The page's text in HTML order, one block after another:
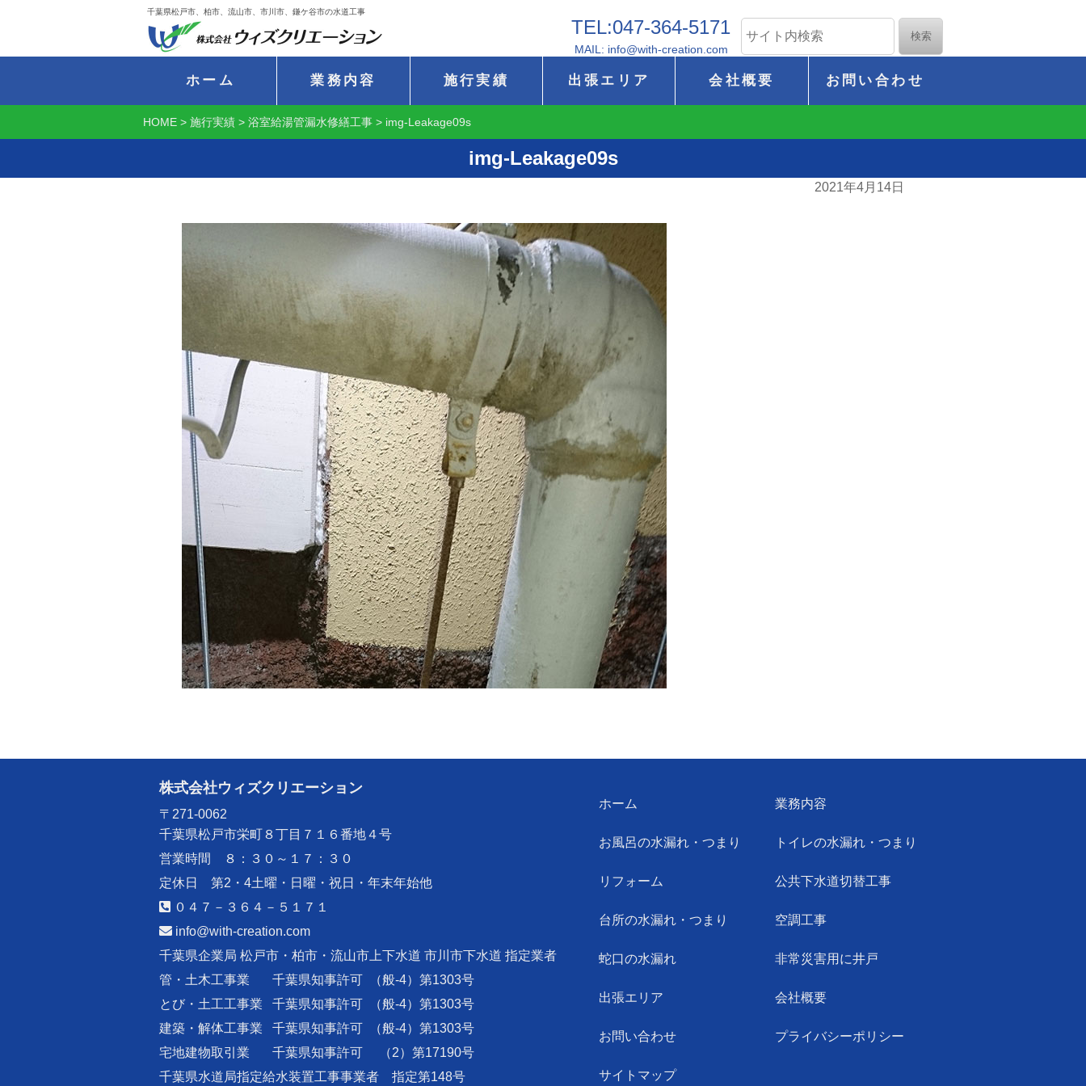
千葉県松戸市、柏市、流山市、市川市、鎌ケ谷市の水道工事
TEL:047-364-5171
MAIL: info@with-creation.com
ホーム 業務内容 施行実績 出張エリア 会社概要 お問い合わせ
HOME > 施行実績 > 浴室給湯管漏水修繕工事 > img-Leakage09s
img-Leakage09s
2021年4月14日
株式会社ウィズクリエーション
〒271-0062
千葉県松戸市栄町８丁目７１６番地４号
営業時間 ８：３０～１７：３０
定休日 第2・4土曜・日曜・祝日・年末年始他
０４７－３６４－５１７１
info@with-creation.com
千葉県企業局 松戸市・柏市・流山市上下水道 市川市下水道 指定業者
管・土木工事業
千葉県知事許可
（般-4）第1303号
とび・土工工事業
千葉県知事許可
（般-4）第1303号
建築・解体工事業
千葉県知事許可
（般-4）第1303号
宅地建物取引業
千葉県知事許可
（2）第17190号
千葉県水道局指定給水装置工事事業者 指定第148号
ホーム 業務内容
お風呂の水漏れ・つまり トイレの水漏れ・つまり
リフォーム 公共下水道切替工事
台所の水漏れ・つまり 空調工事
蛇口の水漏れ 非常災害用に井戸
出張エリア 会社概要
お問い合わせ プライバシーポリシー
サイトマップ